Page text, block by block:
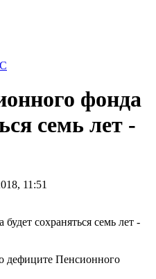
фонда
семь лет -
11:51
дефиците Пенсионного